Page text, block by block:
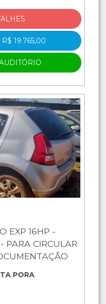
19.765,00
EXP 16HP -
PARA CIRCULAR
PORA.